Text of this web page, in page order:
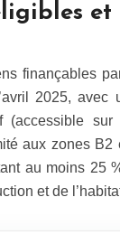
et
finançables
2025, avec
(accessible
aux zones
au moins 25
et de